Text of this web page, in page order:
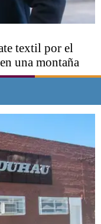
textil por el
una montaña